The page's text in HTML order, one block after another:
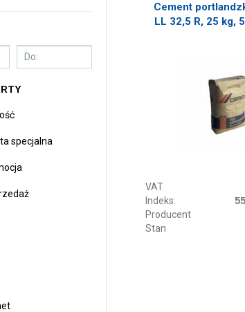
specjalna
Cement
LL 32,5 R, 25 kg,
VAT
Indeks:
Producent
Stan